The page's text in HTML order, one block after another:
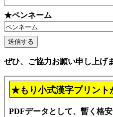
★ペンネーム
ぜひ、ご協力お願い申し上げ